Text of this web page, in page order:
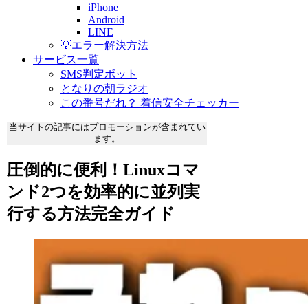
iPhone
Android
LINE
💡エラー解決方法
サービス一覧
SMS判定ボット
となりの朝ラジオ
この番号だれ？ 着信安全チェッカー
当サイトの記事にはプロモーションが含まれてい
ます。
圧倒的に便利！Linuxコマ
ンド2つを効率的に並列実
行する方法完全ガイド